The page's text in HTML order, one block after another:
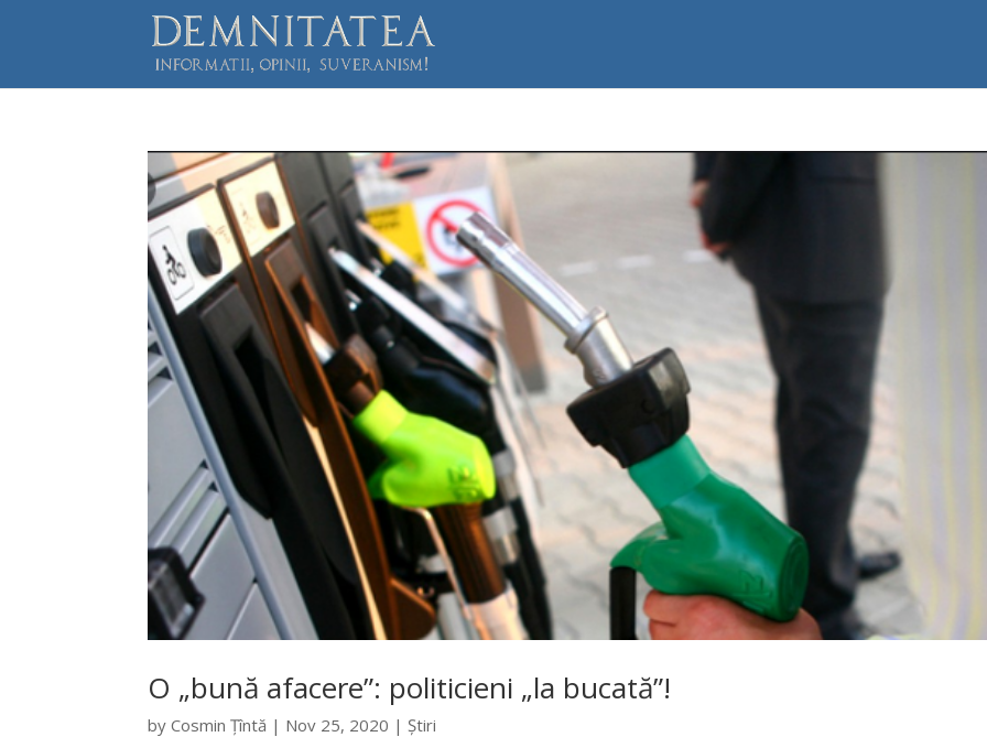
O „bună afacere”: politicieni „la bucată”!
byCosmin Țîntă | Nov 25, 2020 | Știri